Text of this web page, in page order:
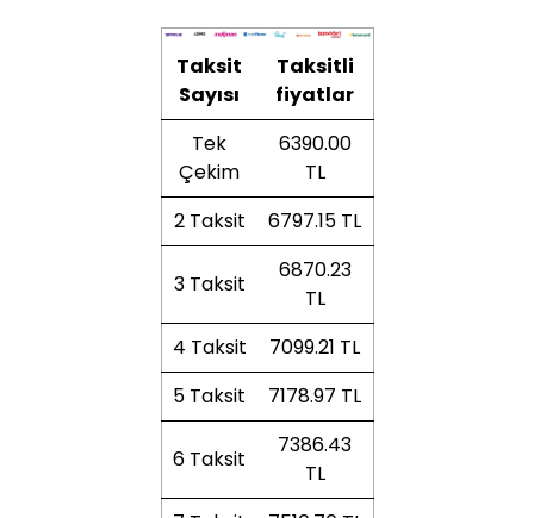
Taksit
Sayısı
Taksitli
fiyatlar
Tek
Çekim
6390.00
TL
2 Taksit
6797.15 TL
3 Taksit
6870.23
TL
4 Taksit
7099.21 TL
5 Taksit
7178.97 TL
6 Taksit
7386.43
TL